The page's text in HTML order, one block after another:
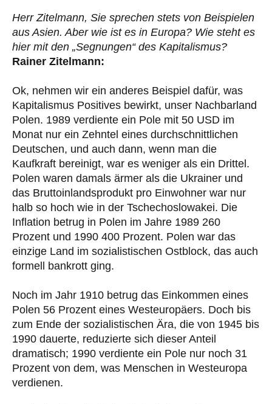
Herr Zitelmann, Sie sprechen stets von Beispielen
aus Asien. Aber wie ist es in Europa? Wie steht es
hier mit den „Segnungen“ des Kapitalismus?
Rainer Zitelmann:
Ok, nehmen wir ein anderes Beispiel dafür, was
Kapitalismus Positives bewirkt, unser Nachbarland
Polen. 1989 verdiente ein Pole mit 50 USD im
Monat nur ein Zehntel eines durchschnittlichen
Deutschen, und auch dann, wenn man die
Kaufkraft bereinigt, war es weniger als ein Drittel.
Polen waren damals ärmer als die Ukrainer und
das Bruttoinlandsprodukt pro Einwohner war nur
halb so hoch wie in der Tschechoslowakei. Die
Inflation betrug in Polen im Jahre 1989 260
Prozent und 1990 400 Prozent. Polen war das
einzige Land im sozialistischen Ostblock, das auch
formell bankrott ging.
Noch im Jahr 1910 betrug das Einkommen eines
Polen 56 Prozent eines Westeuropäers. Doch bis
zum Ende der sozialistischen Ära, die von 1945 bis
1990 dauerte, reduzierte sich dieser Anteil
dramatisch; 1990 verdiente ein Pole nur noch 31
Prozent von dem, was Menschen in Westeuropa
verdienen.